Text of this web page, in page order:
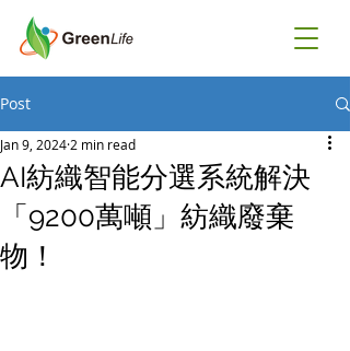
Post
AI紡織智能分選系統解決
「9200萬噸」紡織廢棄
物！
Jan 9, 2024 2 min read